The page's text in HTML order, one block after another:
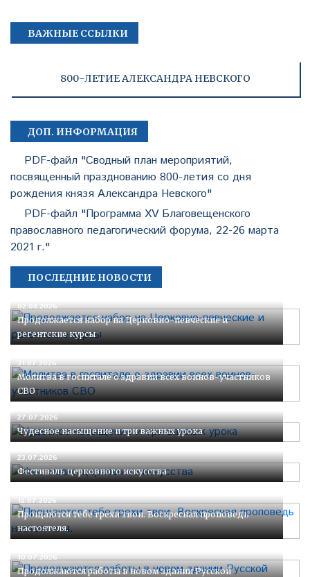
ВАЖНЫЕ ССЫЛКИ
800-ЛЕТИЕ АЛЕКСАНДРА НЕВСКОГО
ДОП. ИНФОРМАЦИЯ
PDF-файл "Сводный план мероприятий,
посвященный празднованию 800-летия со дня
рождения князя Александра Невского"
PDF-файл "Программа XV Благовещенского
православного педагогический форума, 22-26 марта
2021 г."
ПОСЛЕДНИЕ НОВОСТИ
02.08.2026
Продолжается набор на Церковно-певческие и
регентские курсы
31.07.2026
Молитва в госпитале о здравии всех воинов-участников
СВО
27.07.2026
Чудесное насыщение и три важных урока
23.07.2026
Фестиваль церковного искусства
12.07.2026
Прощаются тебе грехи твои. Воскресная проповедь
настоятеля.
10.07.2026
Продолжаются работы в новом здании Русской